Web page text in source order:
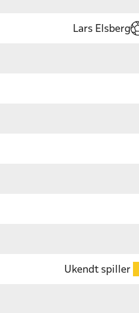
Lars Elsberg
Ukendt spiller